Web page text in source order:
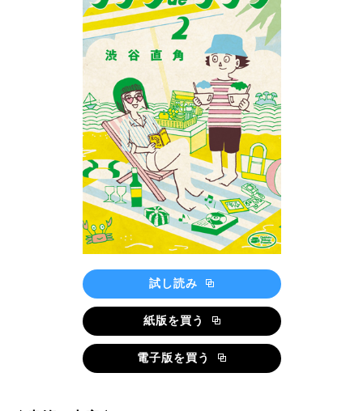
試し読み
紙版を買う
電子版を買う